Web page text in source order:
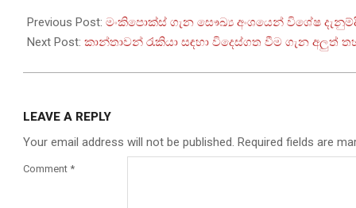
11-
10
Previous Post: මංකිපොක්ස් ගැන සෞඛ්‍ය අංශයෙන් විශේෂ
Next Post: කාන්තාවන් රැකියා සඳහා විදෙස්ගත වීම ගැන අලුත්
LEAVE A REPLY
Your email address will not be published. Required fields are
Comment *